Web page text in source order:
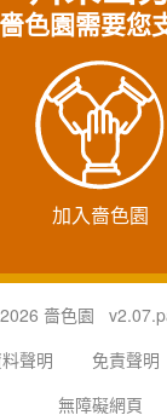
嗇色園需要您
加入嗇色園
嗇色園
聲明
免責聲明
無障礙網頁